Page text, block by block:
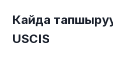
Кайда
USCIS